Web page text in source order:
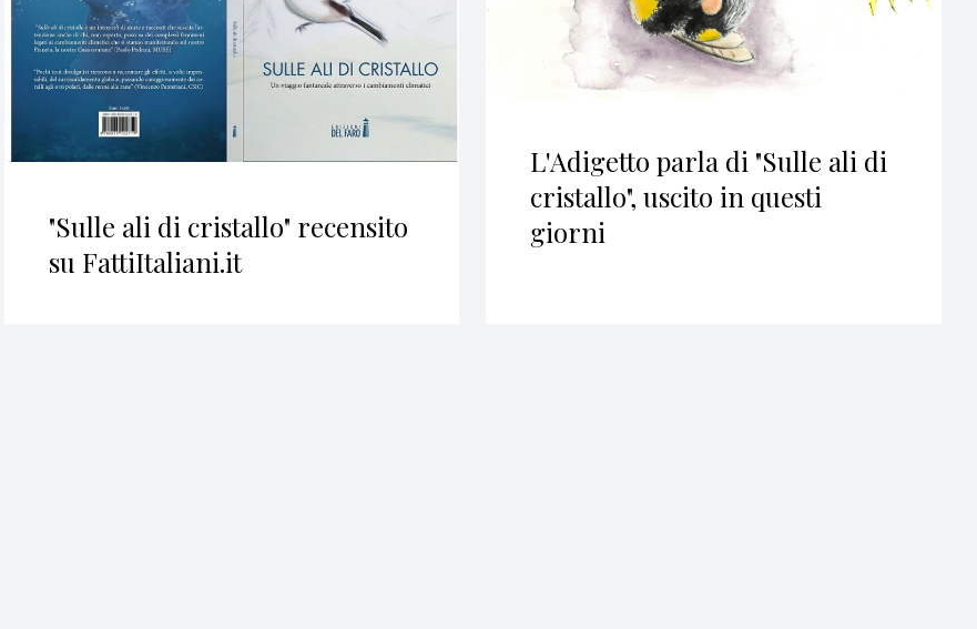
"Sulle ali di cristallo" recensito
su FattiItaliani.it
L'Adigetto parla di "Sulle ali di
cristallo", uscito in questi
giorni